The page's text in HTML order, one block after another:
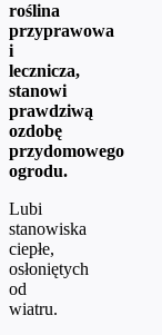
roślina
przyprawowa
i
lecznicza,
stanowi
prawdziwą
ozdobę
przydomowego
ogrodu.
Lubi
stanowiska
ciepłe,
osłoniętych
od
wiatru.